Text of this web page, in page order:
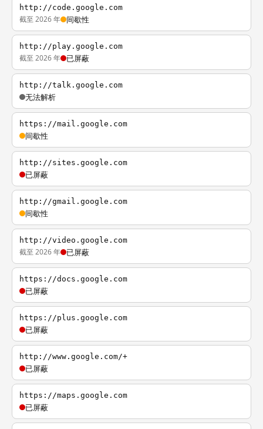
http://code.google.com
截至 2026 年 间歇性
http://play.google.com
截至 2026 年 已屏蔽
http://talk.google.com
无法解析
https://mail.google.com
间歇性
http://sites.google.com
已屏蔽
http://gmail.google.com
间歇性
http://video.google.com
截至 2026 年 已屏蔽
https://docs.google.com
已屏蔽
https://plus.google.com
已屏蔽
http://www.google.com/+
已屏蔽
https://maps.google.com
已屏蔽